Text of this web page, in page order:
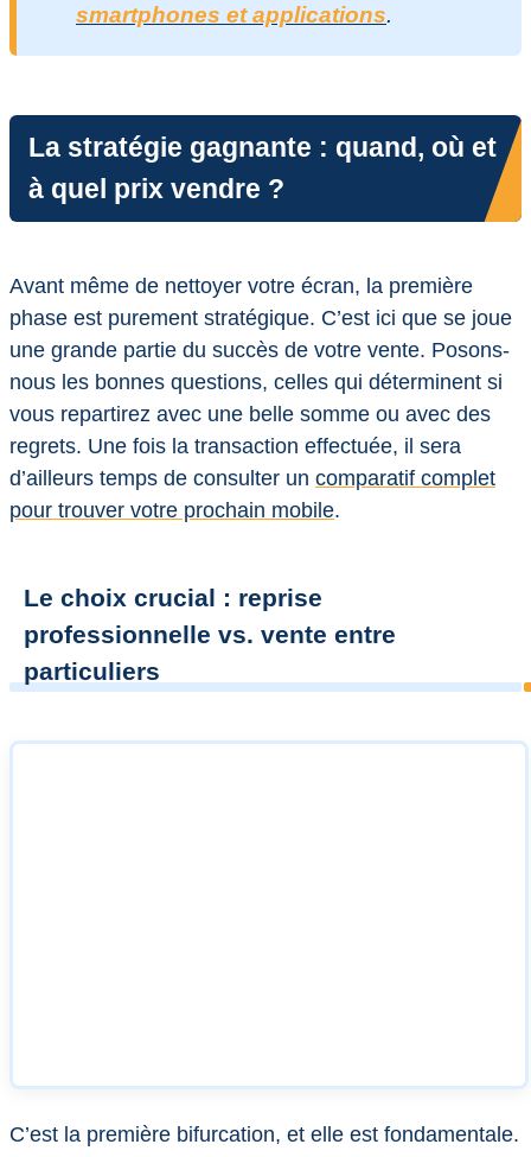
smartphones et applications.
La stratégie gagnante : quand, où et
à quel prix vendre ?
Avant même de nettoyer votre écran, la première
phase est purement stratégique. C’est ici que se joue
une grande partie du succès de votre vente. Posons-
nous les bonnes questions, celles qui déterminent si
vous repartirez avec une belle somme ou avec des
regrets. Une fois la transaction effectuée, il sera
d’ailleurs temps de consulter un comparatif complet
pour trouver votre prochain mobile.
Le choix crucial : reprise
professionnelle vs. vente entre
particuliers
C’est la première bifurcation, et elle est fondamentale.